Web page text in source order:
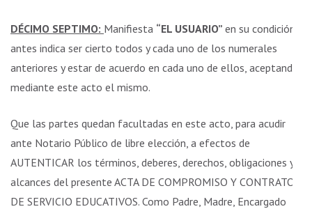
DÉCIMO SEPTIMO: Manifiesta “EL USUARIO” en su condición
antes indica ser cierto todos y cada uno de los numerales
anteriores y estar de acuerdo en cada uno de ellos, aceptando
mediante este acto el mismo.
Que las partes quedan facultadas en este acto, para acudir
ante Notario Público de libre elección, a efectos de
AUTENTICAR los términos, deberes, derechos, obligaciones y
alcances del presente ACTA DE COMPROMISO Y CONTRATO
DE SERVICIO EDUCATIVOS. Como Padre, Madre, Encargado